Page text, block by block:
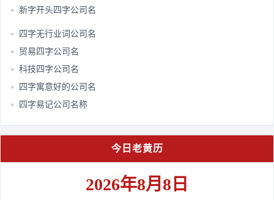
■ 新字开头四字公司名
■ 四字无行业词公司名
■ 贸易四字公司名
■ 科技四字公司名
■ 四字寓意好的公司名
■ 四字易记公司名称
今日老黄历
2026年8月8日